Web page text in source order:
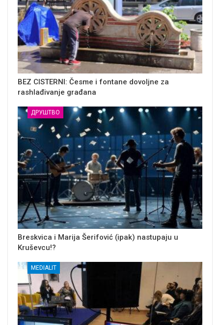
BEZ CISTERNI: Česme i fontane dovoljne za
rashlađivanje građana
ДРУШТВО
Breskvica i Marija Šerifović (ipak) nastupaju u
Kruševcu!?
MEDIALIT